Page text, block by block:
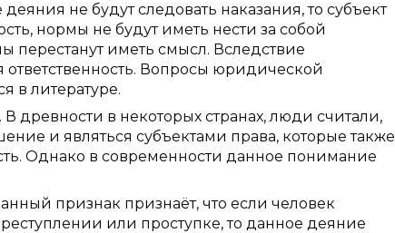
не будут следовать наказания, то субъект
нормы не будут иметь нести за собой
перестанут иметь смысл. Вследствие
Вопросы юридической
в литературе.
древности в некоторых странах, люди считали,
и являться субъектами права, которые также
Однако в современности данное понимание
признак признаёт, что если человек
или проступке, то данное деяние